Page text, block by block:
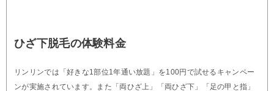
ひざ下脱毛の体験料金
リンリンでは「好きな1部位1年通い放題」を100円で試せるキャンペー
ンが実施されています。また「両ひざ上」「両ひざ下」「足の甲と指」